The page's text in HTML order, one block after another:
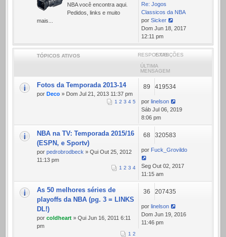
NBA você encontra aqui.
Pedidos, links e muito
mais...
Re: Jogos
Classicos da NBA
por Sicker
Ver
última
mensagem
Dom Jun 18, 2017
12:11 pm
TÓPICOS ATIVOS RESPOSTASEXIBIÇÕES
ÚLTIMA
MENSAGEM
Fotos da Temporada 2013-14
por Deco » Dom Jul 21, 2013 11:37 pm
1 2 3 4 5
89 419534
por linelson
Sáb Jul 06, 2019
8:06 pm
NBA na TV: Temporada 2015/16
(ESPN, e Sportv)
por pedrobrodbeck » Qui Out 25, 2012
11:13 pm
1 2 3 4
68 320583
por Fuck_Grovildo
Seg Out 02, 2017
11:15 am
As 50 melhores séries de
playoffs da NBA (pg. 3 = LINKS
DL!)
por coldheart » Qui Jun 16, 2011 6:11
pm
1 2
36 207435
por linelson
Dom Jun 19, 2016
11:46 pm